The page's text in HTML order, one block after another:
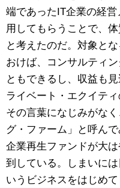
端であったIT企業の経
用してもらうことで、
と考えたのだ。対象と
おけば、コンサルティ
ともできるし、収益も
ライベート・エクイテ
その言葉になじみがな
グ・ファーム」と呼ん
企業再生ファンドが大
到している。しまいに
いうビジネスをはじめて